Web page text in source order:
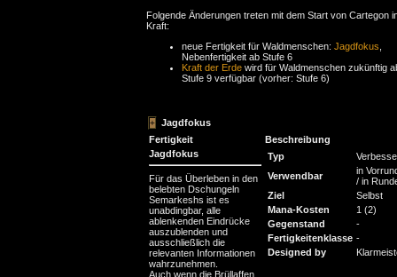
Folgende Änderungen treten mit dem Start von Cartegon
Kraft:
neue Fertigkeit für Waldmenschen: Jagdfokus
Nebenfertigkeit ab Stufe 6
Kraft der Erde wird für Waldmenschen zukünftig
Stufe 9 verfügbar (vorher: Stufe 6)
Jagdfokus
Fertigkeit
Beschreibung
Jagdfokus
Für das Überleben in den
belebten Dschungeln
Semarkeshs ist es
unabdingbar, alle
ablenkenden Eindrücke
auszublenden und
ausschließlich die
relevanten Informationen
wahrzunehmen.
Auch wenn die Brüllaffen
Typ
Verwendbar
in
/ in
Ziel
Selbst
Mana-Kosten
1 (2)
Gegenstand
-
Fertigkeitenklasse -
Designed by